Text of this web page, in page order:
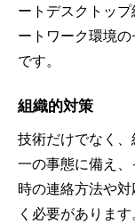
ートデスクトッ
ートワーク環境
です。
組織的対策
技術だけでなく
一の事態に備え
時の連絡方法や
く必要がありま